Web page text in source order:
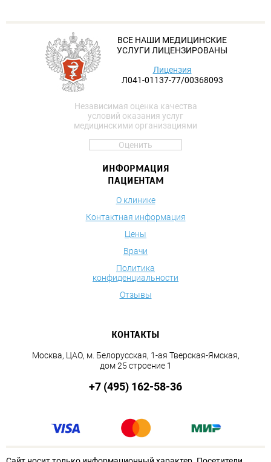
ВСЕ НАШИ МЕДИЦИНСКИЕ
УСЛУГИ ЛИЦЕНЗИРОВАНЫ
Лицензия
Л041-01137-77/00368093
Независимая оценка качества
условий оказания услуг
медицинскими организациями
Оценить
ИНФОРМАЦИЯ
ПАЦИЕНТАМ
О клинике
Контактная информация
Цены
Врачи
Политика
конфиденциальности
Отзывы
КОНТАКТЫ
Москва, ЦАО, м. Белорусская, 1-ая Тверская-Ямская,
дом 25 строение 1
+7 (495) 162-58-36